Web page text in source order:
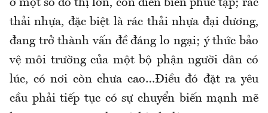
ở một số đô thị lớn, còn diễn biến phức tạp; rác
thải nhựa, đặc biệt là rác thải nhựa đại dương,
đang trở thành vấn đề đáng lo ngại; ý thức bảo
vệ môi trường của một bộ phận người dân có
lúc, có nơi còn chưa cao…Điều đó đặt ra yêu
cầu phải tiếp tục có sự chuyển biến mạnh mẽ